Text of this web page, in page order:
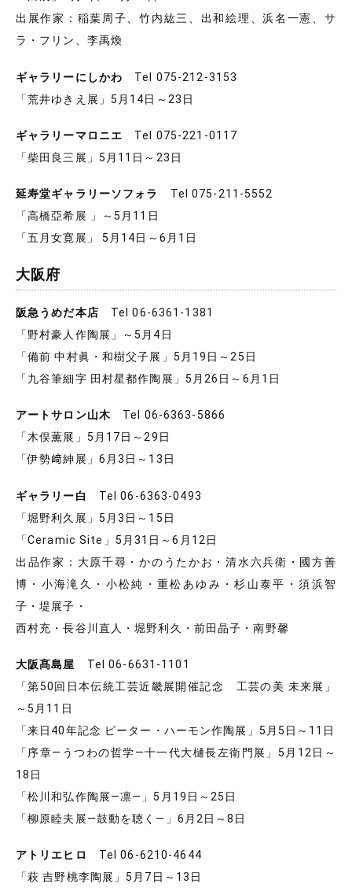
出展作家：稲葉周子、竹内紘三、出和絵理、浜名一憲、サ
ラ・フリン、李禹煥
ギャラリーにしかわ Tel 075-212-3153
「荒井ゆきえ展」5月14日～23日
ギャラリーマロニエ Tel 075-221-0117
「柴田良三展」5月11日～23日
延寿堂ギャラリーソフォラ
Tel 075-211-5552
「高橋亞希展 」～5月11日
「五月女寛展」 5月14日～6月1日
大阪府
阪急うめだ本店 Tel 06-6361-1381
「野村豪人作陶展」～5月4日
「備前 中村眞・和樹父子展」5月19日～25日
「九谷筆細字 田村星都作陶展」5月26日～6月1日
アートサロン山木 Tel 06-6363-5866
「木俣薫展」5月17日～29日
「伊勢﨑紳展」6月3日～13日
ギャラリー白
Tel 06-6363-0493
「堀野利久展」5月3日～15日
「Ceramic Site」5月31日～6月12日
出品作家：大原千尋・かのうたかお・清水六兵衛・國方善
博・小海滝久・小松純・重松あゆみ・杉山泰平・須浜智
子・堤展子・
西村充・長谷川直人・堀野利久・前田晶子・南野馨
大阪髙島屋
Tel 06-6631-1101
「第50回日本伝統工芸近畿展開催記念 工芸の美 未来展」
～5月11日
「来日40年記念 ピーター・ハーモン作陶展」5月5日～11日
「序章―うつわの哲学―十一代大樋長左衛門展」5月12日～
18日
「松川和弘作陶展―凛―」5月19日～25日
「柳原睦夫展―鼓動を聴く―」6月2日～8日
アトリエヒロ
Tel 06-6210-4644
「萩 吉野桃李陶展」5月7日～13日